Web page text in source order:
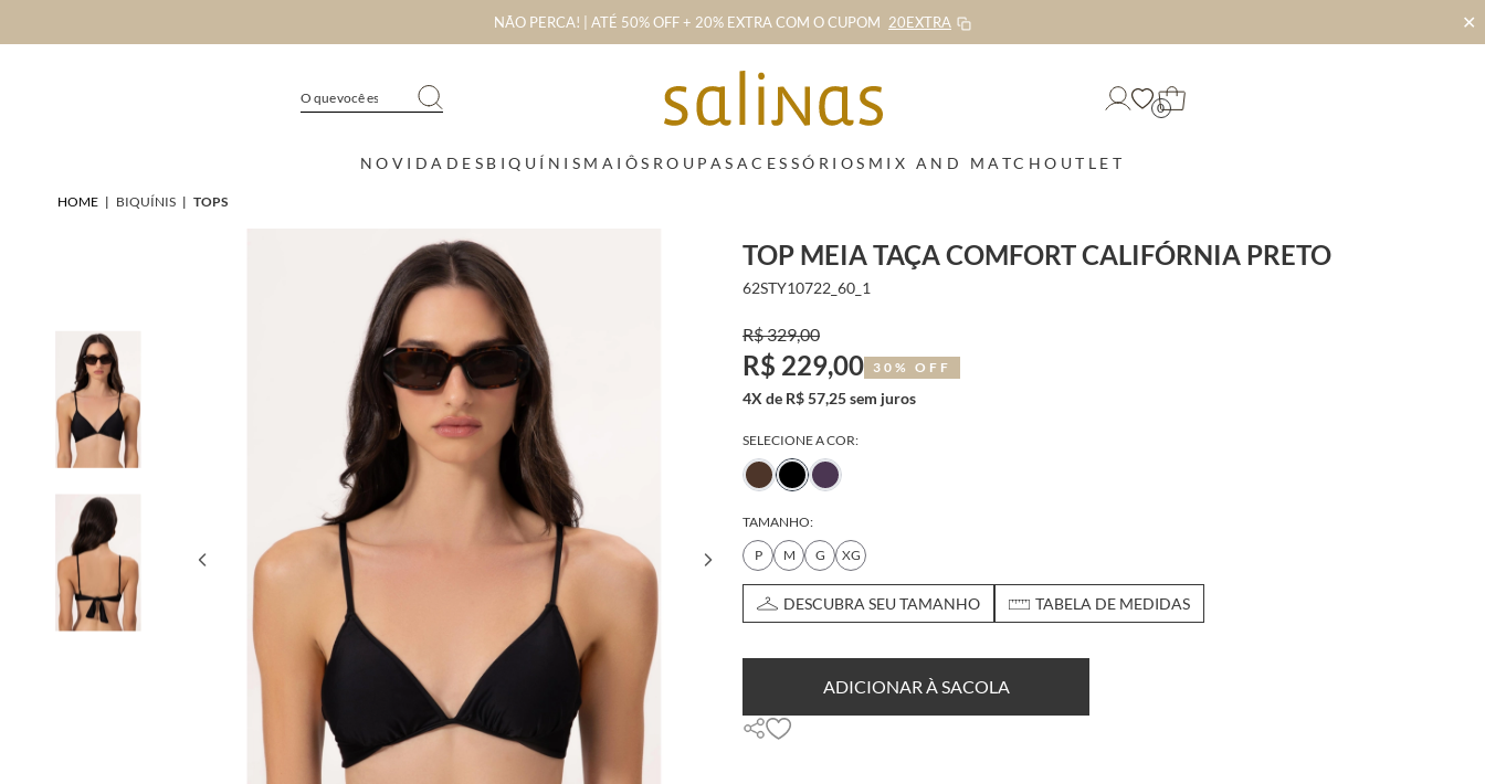
NÃO PERCA! | ATÉ 50% OFF + 20% EXTRA COM O CUPOM 20EXTRA ✕
0
NOVIDADES BIQUÍNIS MAIÔS ROUPAS ACESSÓRIOS MIX AND MATCHOUTLET
HOME | BIQUÍNIS | TOPS
TOP MEIA TAÇA COMFORT CALIFÓRNIA PRETO
62STY10722_60_1
R$ 329,00
R$ 229,00 30% OFF
4X de R$ 57,25 sem juros
SELECIONE A COR:
TAMANHO:
P
M G XG
DESCUBRA SEU TAMANHO TABELA DE MEDIDAS
ADICIONAR À SACOLA